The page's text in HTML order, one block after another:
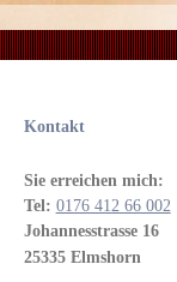
Kontakt
Sie erreichen mich:
Tel: 0176 412 66 002
Johannesstrasse 16
25335 Elmshorn